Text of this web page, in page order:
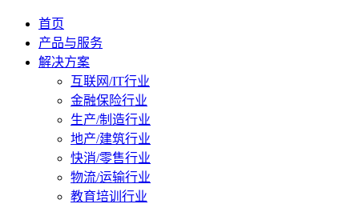
首页
产品与服务
解决方案
互联网/IT行业
金融保险行业
生产/制造行业
地产/建筑行业
快消/零售行业
物流/运输行业
教育培训行业